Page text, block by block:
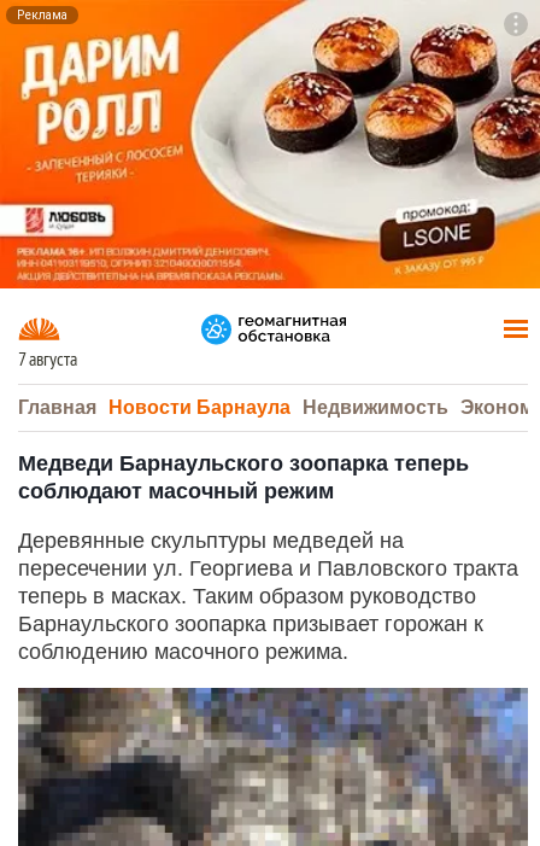
Реклама
7 августа
Главная Новости Барнаула Недвижимость
Медведи Барнаульского зоопарка теперь
соблюдают масочный режим
Деревянные скульптуры медведей на
пересечении ул. Георгиева и Павловского тракта
теперь в масках. Таким образом руководство
Барнаульского зоопарка призывает горожан к
соблюдению масочного режима.